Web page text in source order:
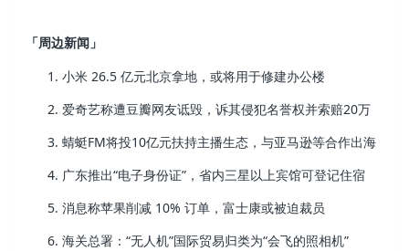
「周边新闻」
小米 26.5 亿元北京拿地，或将用于修建办公楼
爱奇艺称遭豆瓣网友诋毁，诉其侵犯名誉权并索赔20万
蜻蜓FM将投10亿元扶持主播生态，与亚马逊等合作出海
广东推出“电子身份证”，省内三星以上宾馆可登记住宿
消息称苹果削减 10% 订单，富士康或被迫裁员
海关总署：“无人机”国际贸易归类为“会飞的照相机”